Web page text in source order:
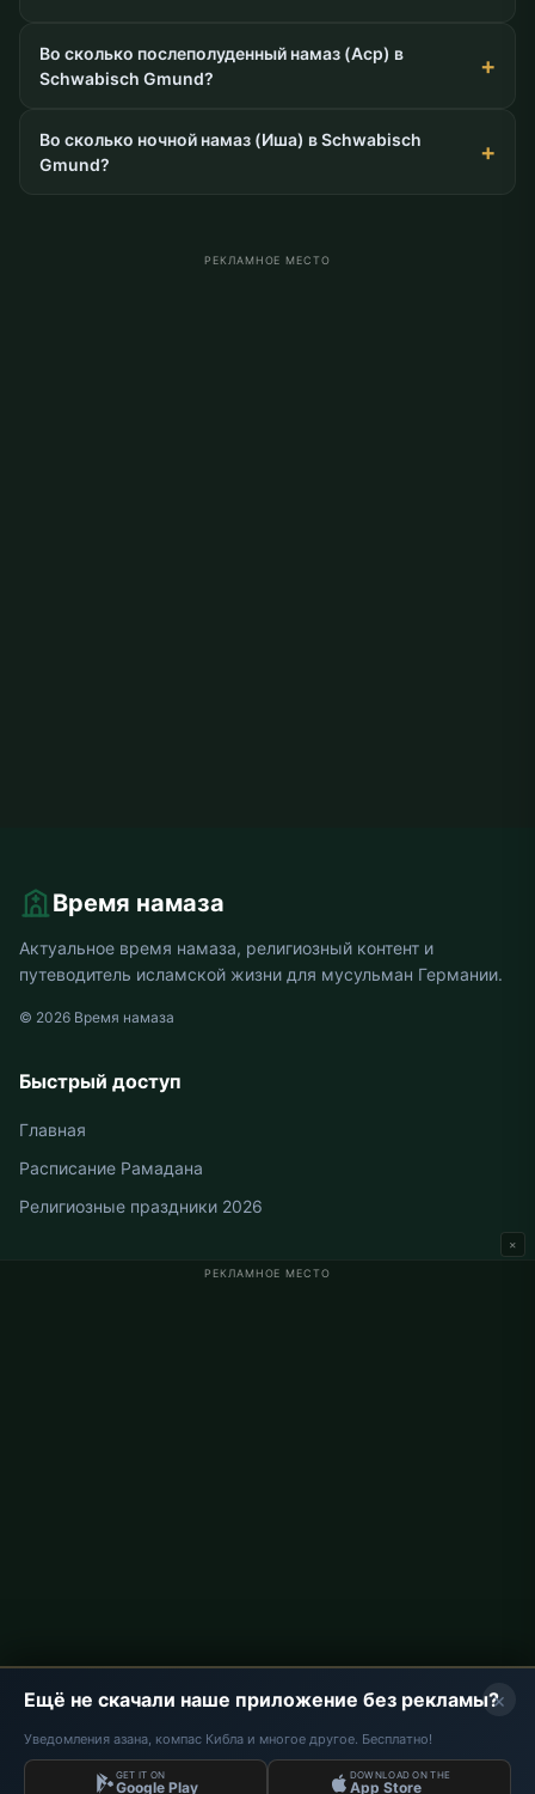
Во сколько послеполуденный намаз (Аср) в
Schwabisch Gmund?
Во сколько ночной намаз (Иша) в Schwabisch
Gmund?
РЕКЛАМНОЕ МЕСТО
РЕКЛАМНОЕ МЕСТО
×
Время намаза
Актуальное время намаза, религиозный контент и
путеводитель исламской жизни для мусульман Германии.
© 2026 Время намаза
Быстрый доступ
Главная
Расписание Рамадана
Религиозные праздники 2026
Время намаза в Германии
Данные: Diyanet İşleri Başkanlığı | Время намаза © 2026
×
Ещё не скачали наше приложение без рекламы?
Уведомления азана, компас Кибла и многое другое. Бесплатно!
GET IT ON
Google Play
DOWNLOAD ON THE
App Store